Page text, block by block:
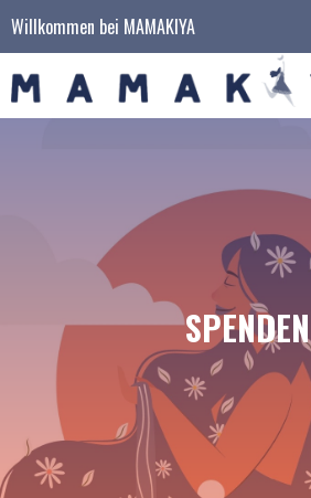
Willkommen bei MAMAKIYA
SPENDEN